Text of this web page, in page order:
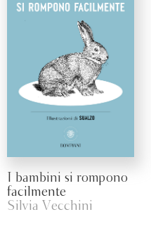
I bambini si rompono
facilmente
Silvia Vecchini